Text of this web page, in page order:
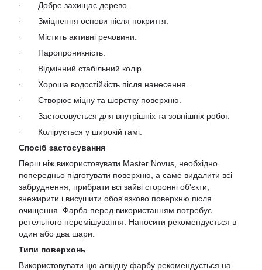
· Добре захищає дерево.
· Зміцнення основи після покриття.
· Містить активні речовини.
· Паропроникність.
· Відмінний стабільний колір.
· Хороша водостійкість після нанесення.
· Створює міцну та шорстку поверхню.
· Застосовується для внутрішніх та зовнішніх робот.
· Колірується у широкій гамі.
Спосіб застосування
Перш ніж використовувати Master Novus, необхідно
попередньо підготувати поверхню, а саме видалити всі
забруднення, прибрати всі зайві сторонні об'єкти,
знежирити і висушити обов'язково поверхню після
очищення. Фарба перед використанням потребує
ретельного перемішування. Наносити рекомендується в
один або два шари.
Типи поверхонь
Використовувати цю алкідну фарбу рекомендується на